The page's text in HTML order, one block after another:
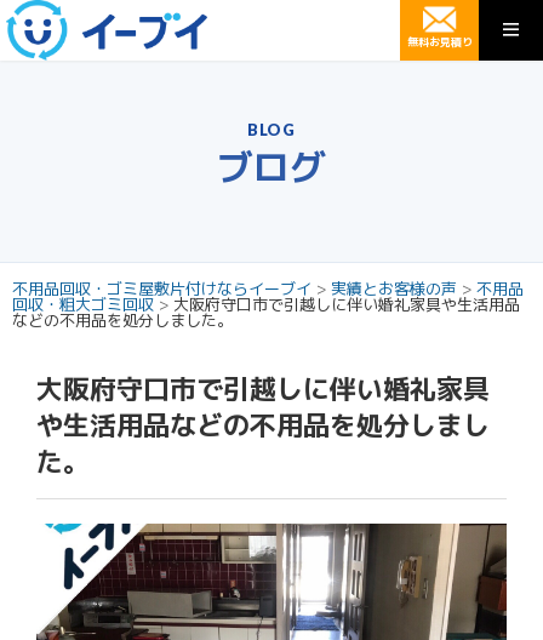
無料お見積り
BLOG
ブログ
不用品回収・ゴミ屋敷片付けならイーブイ > 実績とお客様の声 > 不用品
回収・粗大ゴミ回収 > 大阪府守口市で引越しに伴い婚礼家具や生活用品
などの不用品を処分しました。
大阪府守口市で引越しに伴い婚礼家具
や生活用品などの不用品を処分しまし
た。